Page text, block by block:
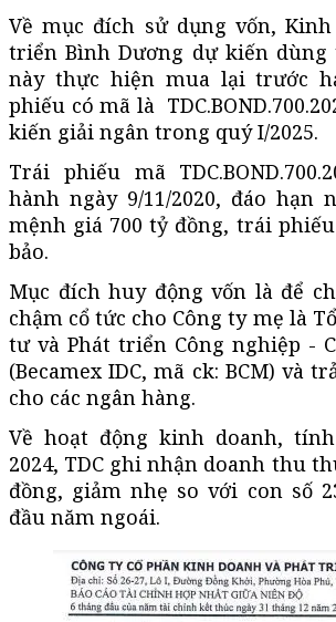
Về mục đích sử dụng vốn,
triển Bình Dương dự kiến dùng
này thực hiện mua lại trước
phiếu có mã là
kiến giải ngân trong quý I/2025.
Trái phiếu mã
hành ngày 9/11/2020, đáo hạn
mệnh giá 700 tỷ đồng, trái
bảo.
Mục đích huy động vốn là để
chậm cổ tức cho Công ty mẹ là
tư và Phát triển Công nghiệp -
(Becamex IDC, mã ck: BCM) và
cho các ngân hàng.
Về hoạt động kinh doanh,
2024, TDC ghi nhận doanh thu
đồng, giảm nhẹ so với con số
đầu năm ngoái.